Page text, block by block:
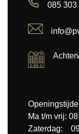
085 303
Ma t/m vrij:
Zaterdag: